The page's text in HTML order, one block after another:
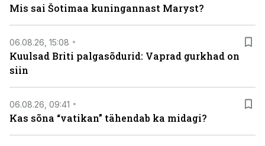
Mis sai Šotimaa kuningannast Maryst?
06.08.26, 15:08
Kuulsad Briti palgasõdurid: Vaprad gurkhad on
siin
06.08.26, 09:41
Kas sõna “vatikan” tähendab ka midagi?